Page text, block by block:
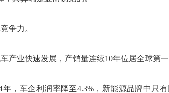
争力。
业快速发展，产销量连续10年位居全球第一
车企利润率降至4.3%，新能源品牌中只有